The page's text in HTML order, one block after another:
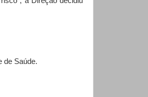
de Saúde.